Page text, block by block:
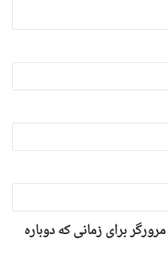
برای زمانی که دوباره